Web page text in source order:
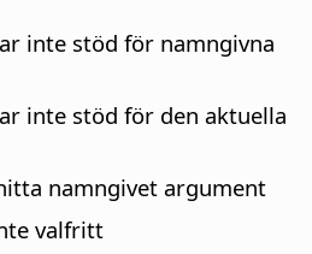
inte stöd för namngivna
inte stöd för den aktuella
namngivet argument
valfritt